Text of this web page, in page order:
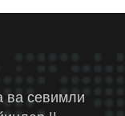
ва севимли